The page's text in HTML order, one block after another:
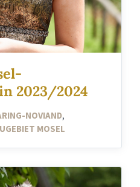
2023/2024
NOVIAND,
MOSEL